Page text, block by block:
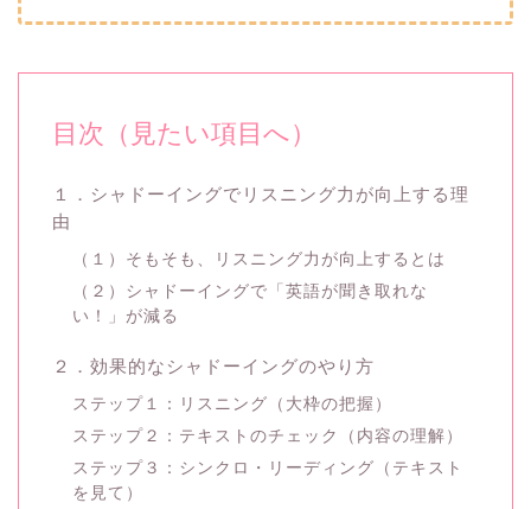
目次（見たい項目へ）
１．シャドーイングでリスニング力が向上する理
由
（１）そもそも、リスニング力が向上するとは
（２）シャドーイングで「英語が聞き取れな
い！」が減る
２．効果的なシャドーイングのやり方
ステップ１：リスニング（大枠の把握）
ステップ２：テキストのチェック（内容の理解）
ステップ３：シンクロ・リーディング（テキスト
を見て）